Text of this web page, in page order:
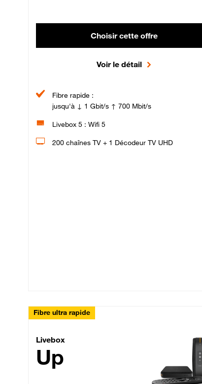
Choisir cette offre
Voir le détail
Fibre rapide :
jusqu'à ↓ 1 Gbit/s ↑ 700 Mbit/s
Livebox 5 : Wifi 5
200 chaînes TV + 1 Décodeur TV UHD
Fibre ultra rapide
Livebox Up Fibre
Livebox
Up